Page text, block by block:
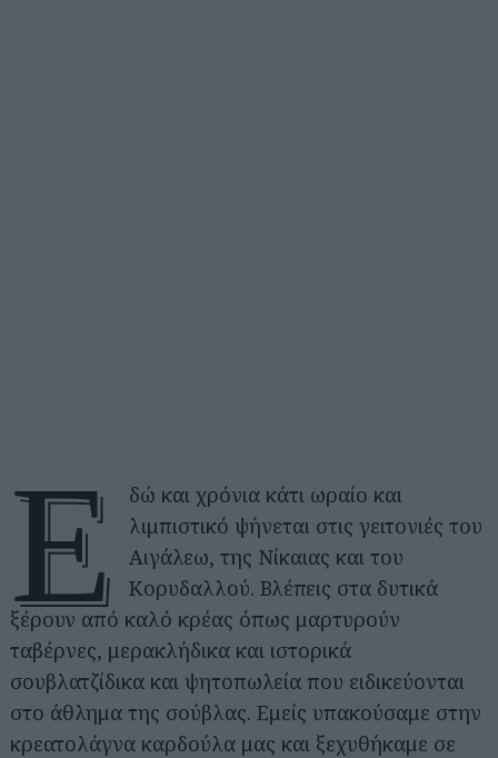
Ε
δώ και χρόνια κάτι ωραίο και
λιμπιστικό ψήνεται στις γειτονιές του
Αιγάλεω, της Νίκαιας και του
Κορυδαλλού. Βλέπεις στα δυτικά
ξέρουν από καλό κρέας όπως μαρτυρούν
ταβέρνες, μερακλήδικα και ιστορικά
σουβλατζίδικα και ψητοπωλεία που ειδικεύονται
στο άθλημα της σούβλας. Εμείς υπακούσαμε στην
κρεατολάγνα καρδούλα μας και ξεχυθήκαμε σε